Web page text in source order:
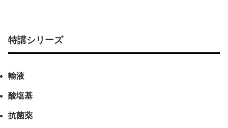
特講シリーズ
輸液
酸塩基
抗菌薬